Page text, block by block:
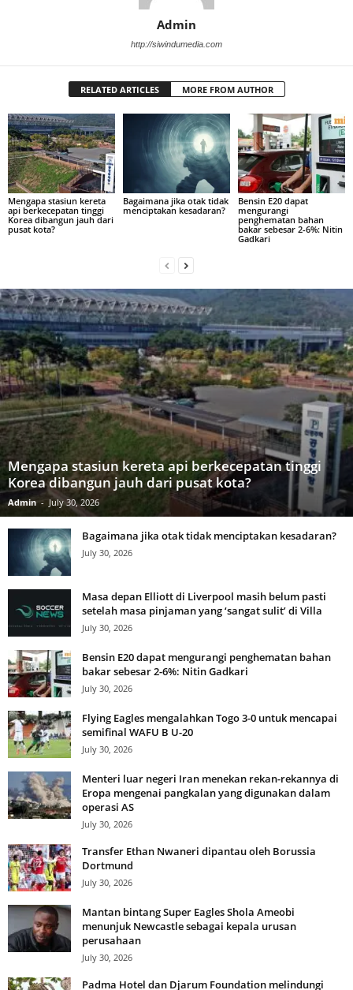
Admin
http://siwindumedia.com
RELATED ARTICLES MORE FROM AUTHOR
Mengapa stasiun kereta
api berkecepatan tinggi
Korea dibangun jauh dari
pusat kota?
Bagaimana jika otak tidak
menciptakan kesadaran?
Bensin E20 dapat
mengurangi
penghematan bahan
bakar sebesar 2-6%: Nitin
Gadkari
Mengapa stasiun kereta api berkecepatan tinggi
Korea dibangun jauh dari pusat kota?
Admin - July 30, 2026
Bagaimana jika otak tidak menciptakan kesadaran?
July 30, 2026
Masa depan Elliott di Liverpool masih belum pasti
setelah masa pinjaman yang ‘sangat sulit’ di Villa
July 30, 2026
Bensin E20 dapat mengurangi penghematan bahan
bakar sebesar 2-6%: Nitin Gadkari
July 30, 2026
Flying Eagles mengalahkan Togo 3-0 untuk mencapai
semifinal WAFU B U-20
July 30, 2026
Menteri luar negeri Iran menekan rekan-rekannya di
Eropa mengenai pangkalan yang digunakan dalam
operasi AS
July 30, 2026
Transfer Ethan Nwaneri dipantau oleh Borussia
Dortmund
July 30, 2026
Mantan bintang Super Eagles Shola Ameobi
menunjuk Newcastle sebagai kepala urusan
perusahaan
July 30, 2026
Padma Hotel dan Djarum Foundation melindungi